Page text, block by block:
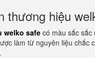
thương hiệu
welko safe có màu sắc
làm từ nguyên liệu